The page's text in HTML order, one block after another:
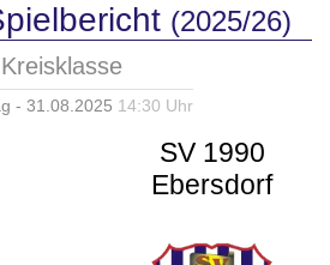
(2025/26)
Kreisklasse
- 31.08.2025 14:30 Uhr
SV 1990
Ebersdorf